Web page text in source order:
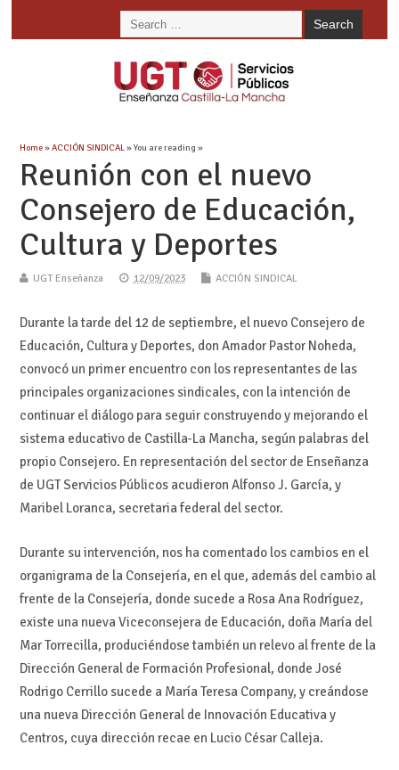
Home»ACCIÓN SINDICAL» You are reading »
Reunión con el nuevo
Consejero de Educación,
Cultura y Deportes
UGT Enseñanza 12/09/2023 ACCIÓN SINDICAL
Durante la tarde del 12 de septiembre, el nuevo Consejero de
Educación, Cultura y Deportes, don Amador Pastor Noheda,
convocó un primer encuentro con los representantes de las
principales organizaciones sindicales, con la intención de
continuar el diálogo para seguir construyendo y mejorando el
sistema educativo de Castilla-La Mancha, según palabras del
propio Consejero. En representación del sector de Enseñanza
de UGT Servicios Públicos acudieron Alfonso J. García, y
Maribel Loranca, secretaria federal del sector.
Durante su intervención, nos ha comentado los cambios en el
organigrama de la Consejería, en el que, además del cambio al
frente de la Consejería, donde sucede a Rosa Ana Rodríguez,
existe una nueva Viceconsejera de Educación, doña María del
Mar Torrecilla, produciéndose también un relevo al frente de la
Dirección General de Formación Profesional, donde José
Rodrigo Cerrillo sucede a María Teresa Company, y creándose
una nueva Dirección General de Innovación Educativa y
Centros, cuya dirección recae en Lucio César Calleja.